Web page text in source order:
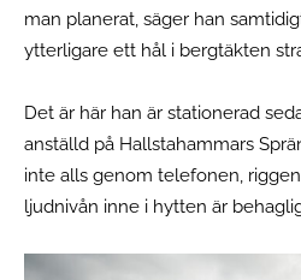
man planerat, säger han
ytterligare ett hål i bergtäkten
Det är här han är stationerad
anställd på Hallstahammars
inte alls genom telefonen,
ljudnivån inne i hytten är